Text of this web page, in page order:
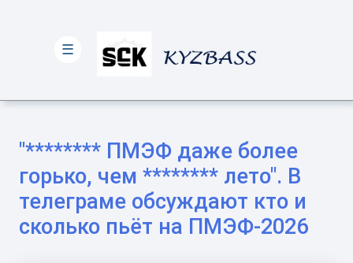
"******** ПМЭФ даже более
горько, чем ******** лето". В
телеграме обсуждают кто и
сколько пьёт на ПМЭФ-2026
☰